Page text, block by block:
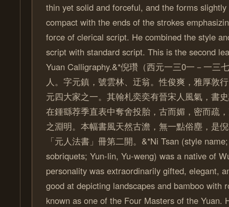
thin yet solid and forceful, and the forms
compact with the ends of the strokes
force of clerical script. He combined the style
script with standard script. This is the second
Yuan Calligraphy.&*倪瓚（西元一三0一－一三
人。字元鎮，號雲林、迂翁。性俊爽，雅厚敦
元四大家之一。其翰札奕奕有晉宋人風氣，書
在鍾繇荐季直表中奪舍投胎，古而媚，密而疏
之淵明。本幅書風天然古澹，無一點俗塵，是
「元人法書」冊第二開。&*Ni Tsan (style
sobriquets; Yun-lin, Yu-weng) was a native of
personality was extraordinarily gifted, elegant,
good at depicting landscapes and bamboo with
known as one of the Four Masters of the Yuan.